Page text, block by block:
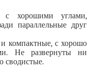
с хорошими углами,
параллельные друг
компактные, с хорошо
Не развернуты ни
сводистые.